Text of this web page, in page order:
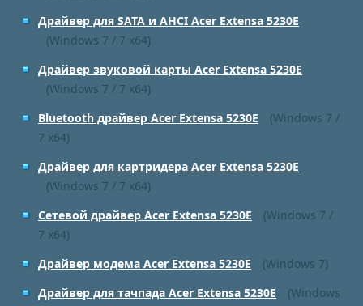
Драйвер для SATA и AHCI Acer Extensa 5230E
(Windows 7 / 7 x64)
Драйвер звуковой карты Acer Extensa 5230E
(Windows 7 / 7 x64)
Bluetooth драйвер Acer Extensa 5230E
(Windows 7 /
7 x64)
Драйвер для картридера Acer Extensa 5230E
(Windows 7 / 7 x64)
Сетевой драйвер Acer Extensa 5230E
(Windows 7 /
7 x64)
Драйвер модема Acer Extensa 5230E
(Windows 7)
Драйвер для тачпада Acer Extensa 5230E
(Windows